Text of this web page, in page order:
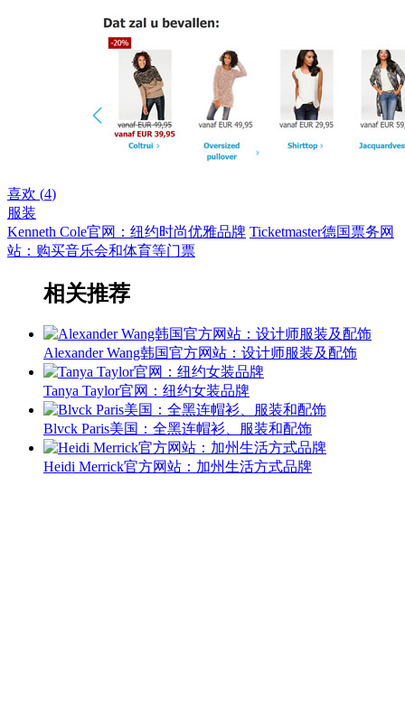
喜欢 (4)
服装
Kenneth Cole官网：纽约时尚优雅品牌 Ticketmaster德国票务网
站：购买音乐会和体育等门票
相关推荐
Alexander Wang韩国官方网站：设计师服装及配饰
Tanya Taylor官网：纽约女装品牌
Blvck Paris美国：全黑连帽衫、服装和配饰
Heidi Merrick官方网站：加州生活方式品牌